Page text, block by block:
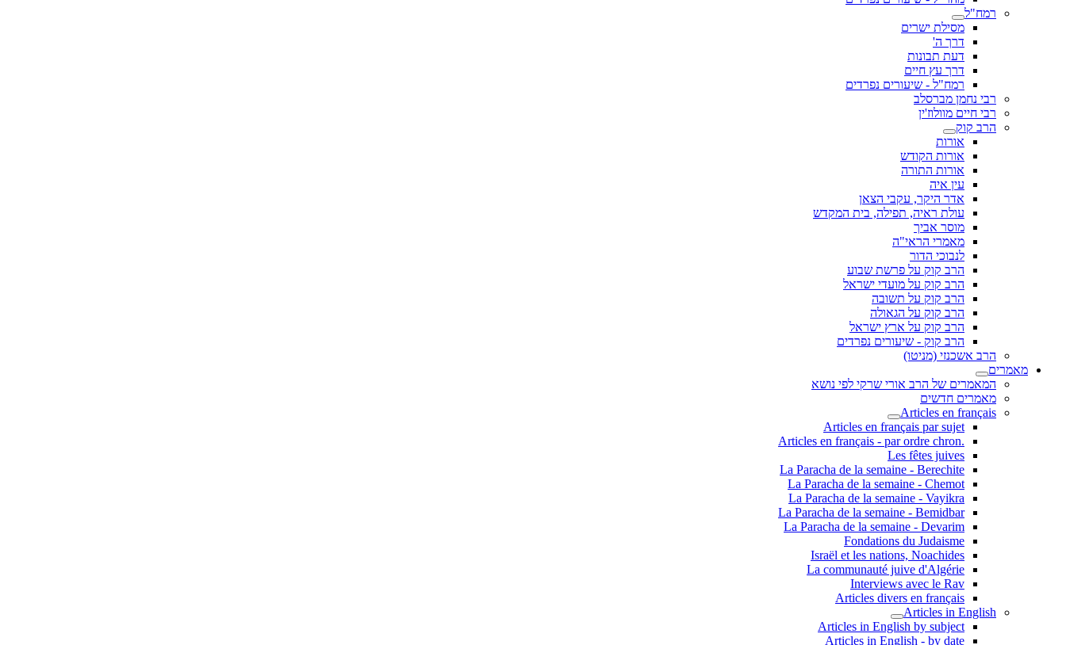
רמח"ל
מסילת ישרים
דרך ה'
דעת תבונות
דרך עץ חיים
רמח"ל - שיעורים נפרדים
רבי נחמן מברסלב
רבי חיים מוולוז'ין
הרב קוק
אורות
אורות הקודש
אורות התורה
עין איה
אדר היקר, עקבי הצאן
עולת ראיה, תפילה, בית המקדש
מוסר אביך
מאמרי הראי"ה
לנבוכי הדור
הרב קוק על פרשת שבוע
הרב קוק על מועדי ישראל
הרב קוק על תשובה
הרב קוק על הגאולה
הרב קוק על ארץ ישראל
הרב קוק - שיעורים נפרדים
הרב אשכנזי (מניטו)
מאמרים
המאמרים של הרב אורי שרקי לפי נושא
מאמרים חדשים
Articles en français
Articles en français par sujet
.Articles en français - par ordre chron
Les fêtes juives
La Paracha de la semaine - Berechite
La Paracha de la semaine - Chemot
La Paracha de la semaine - Vayikra
La Paracha de la semaine - Bemidbar
La Paracha de la semaine - Devarim
Fondations du Judaisme
Israël et les nations, Noachides
La communauté juive d'Algérie
Interviews avec le Rav
Articles divers en français
Articles in English
Articles in English by subject
Articles in English - by date